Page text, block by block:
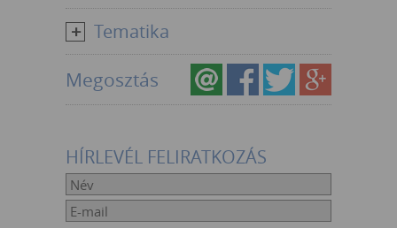
Tematika
Megosztás
HÍRLEVÉL FELIRATKOZÁS